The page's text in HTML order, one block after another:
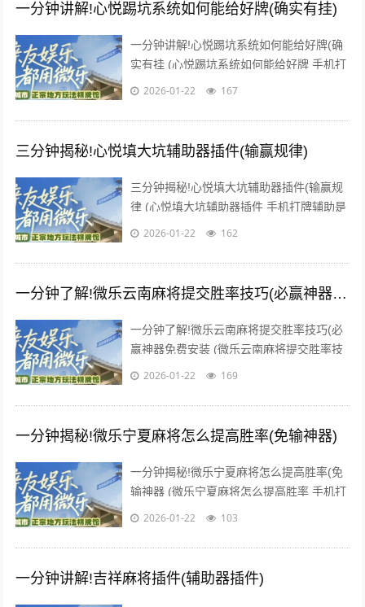
一分钟讲解!心悦踢坑系统如何能给好牌(确实有挂)
一分钟讲解!心悦踢坑系统如何能给好牌(确
实有挂 (心悦踢坑系统如何能给好牌 手机打
牌辅助是一款可以让一直输的玩家，快速成
2026-01-22 167
三分钟揭秘!心悦填大坑辅助器插件(输赢规律)
三分钟揭秘!心悦填大坑辅助器插件(输赢规
律 (心悦填大坑辅助器插件 手机打牌辅助是
一款可以让一直输的玩家，快速成为一个
2026-01-22 162
一分钟了解!微乐云南麻将提交胜率技巧(必赢神器免费安装)
一分钟了解!微乐云南麻将提交胜率技巧(必
赢神器免费安装 (微乐云南麻将提交胜率技
巧 手机打牌辅助是一款可以让一直输的玩
2026-01-22 169
一分钟揭秘!微乐宁夏麻将怎么提高胜率(免输神器)
一分钟揭秘!微乐宁夏麻将怎么提高胜率(免
输神器 (微乐宁夏麻将怎么提高胜率 手机打
牌辅助是一款可以让一直输的玩家，快速成
2026-01-22 103
一分钟讲解!吉祥麻将插件(辅助器插件)